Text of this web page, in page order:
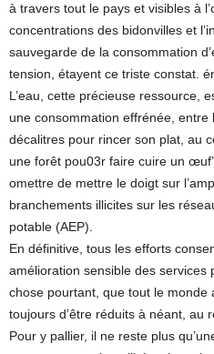
à travers tout le pays et visibles à
concentrations des bidonvilles et
sauvegarde de la consommation
tension, étayent ce triste constat.
L’eau, cette précieuse ressource,
une consommation effrénée,
décalitres pour rincer son plat, au
une forêt pou03r faire cuire un
omettre de mettre le doigt sur
branchements illicites sur les
potable (AEP).
En définitive, tous les efforts
amélioration sensible des services
chose pourtant, que tout le
toujours d’être réduits à néant, au
Pour y pallier, il ne reste plus